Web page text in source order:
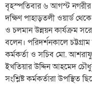
বৃহস্পতিবার ৬ আগস্ট নগরীর
দক্ষিণ পাহাড়তলী ওয়ার্ড
ও চলমান উন্নয়ন কার্যক্রম
বলেন। পরিদর্শনকালে চট্টগ্রাম
কর্মকর্তা ও সচিব মো.
ইখতিয়ার উদ্দিন আহমেদ
সংশ্লিষ্ট কর্মকর্তারা উপস্থিত